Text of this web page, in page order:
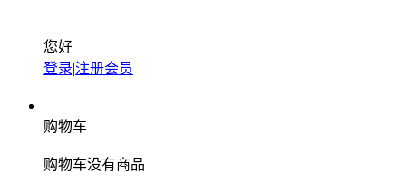
您好
登录|注册会员
购物车
购物车没有商品